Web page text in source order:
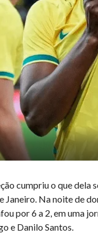
cumpriu o que
Janeiro. Na noite de
por 6 a 2, em uma
e Danilo Santos.